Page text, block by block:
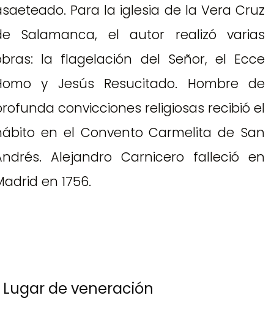
Para la iglesia de la Vera Cruz
Salamanca, el autor realizó varias
la flagelación del Señor, el Ecce
y Jesús Resucitado. Hombre de
convicciones religiosas recibió el
en el Convento Carmelita de San
Alejandro Carnicero falleció en
en 1756.
Lugar de veneración